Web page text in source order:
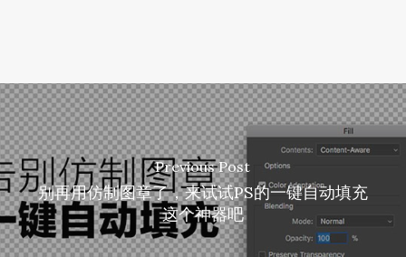
Previous Post
别再用仿制图章了，来试试PS的一键自动填充
这个神器吧